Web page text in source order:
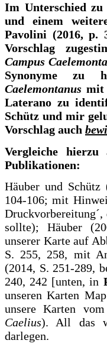
Im Unterschied
und einem
Pavolini (2016, p.
Vorschlag
Campus
Synonyme zu
Caelemontanus mit
Laterano zu
Schütz und mir
Vorschlag auch
Vergleiche hierzu
Publikationen:
Häuber und
104-106; mit
Druckvorbereitung´,
sollte); Häuber
unserer Karte auf
S. 255, 258, mit
(2014, S. 251-289,
240, 242 [unten, in
unseren Karten
unsere Karten vom
Caelius). All das
darlegen.